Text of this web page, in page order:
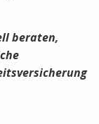
beraten,